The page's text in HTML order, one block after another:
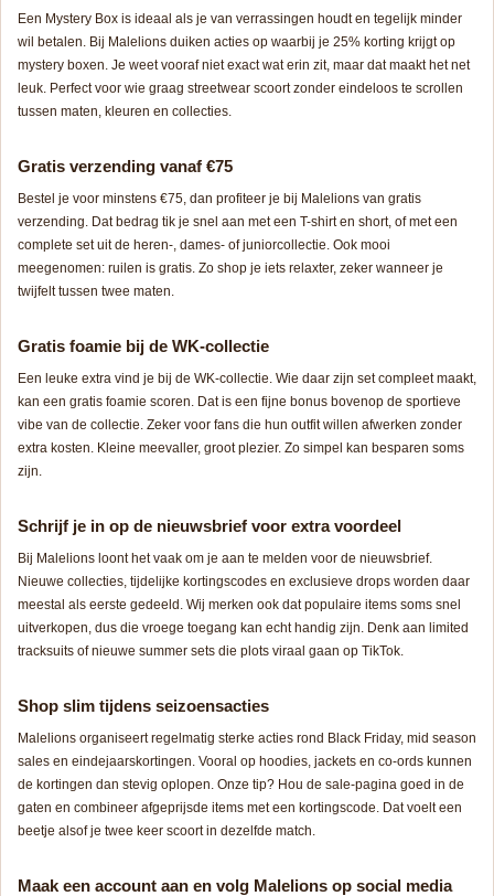
Een Mystery Box is ideaal als je van verrassingen houdt en tegelijk minder
wil betalen. Bij Malelions duiken acties op waarbij je 25% korting krijgt op
mystery boxen. Je weet vooraf niet exact wat erin zit, maar dat maakt het net
leuk. Perfect voor wie graag streetwear scoort zonder eindeloos te scrollen
tussen maten, kleuren en collecties.
Gratis verzending vanaf €75
Bestel je voor minstens €75, dan profiteer je bij Malelions van gratis
verzending. Dat bedrag tik je snel aan met een T-shirt en short, of met een
complete set uit de heren-, dames- of juniorcollectie. Ook mooi
meegenomen: ruilen is gratis. Zo shop je iets relaxter, zeker wanneer je
twijfelt tussen twee maten.
Gratis foamie bij de WK-collectie
Een leuke extra vind je bij de WK-collectie. Wie daar zijn set compleet maakt,
kan een gratis foamie scoren. Dat is een fijne bonus bovenop de sportieve
vibe van de collectie. Zeker voor fans die hun outfit willen afwerken zonder
extra kosten. Kleine meevaller, groot plezier. Zo simpel kan besparen soms
zijn.
Schrijf je in op de nieuwsbrief voor extra voordeel
Bij Malelions loont het vaak om je aan te melden voor de nieuwsbrief.
Nieuwe collecties, tijdelijke kortingscodes en exclusieve drops worden daar
meestal als eerste gedeeld. Wij merken ook dat populaire items soms snel
uitverkopen, dus die vroege toegang kan echt handig zijn. Denk aan limited
tracksuits of nieuwe summer sets die plots viraal gaan op TikTok.
Shop slim tijdens seizoensacties
Malelions organiseert regelmatig sterke acties rond Black Friday, mid season
sales en eindejaarskortingen. Vooral op hoodies, jackets en co-ords kunnen
de kortingen dan stevig oplopen. Onze tip? Hou de sale-pagina goed in de
gaten en combineer afgeprijsde items met een kortingscode. Dat voelt een
beetje alsof je twee keer scoort in dezelfde match.
Maak een account aan en volg Malelions op social media